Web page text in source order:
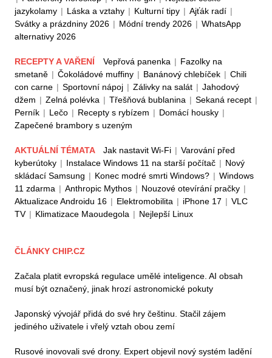
jazykolamy | Láska a vztahy | Kulturní tipy | Ajťák radí |
Svátky a prázdniny 2026 | Módní trendy 2026 | WhatsApp
alternativy 2026
RECEPTY A VAŘENÍ Vepřová panenka | Fazolky na
smetaně | Čokoládové muffiny | Banánový chlebíček | Chili
con carne | Sportovní nápoj | Zálivky na salát | Jahodový
džem | Zelná polévka | Třešňová bublanina | Sekaná recept |
Perník | Lečo | Recepty s rybízem | Domácí housky |
Zapečené brambory s uzeným
AKTUÁLNÍ TÉMATA Jak nastavit Wi-Fi | Varování před
kyberútoky | Instalace Windows 11 na starší počítač | Nový
skládací Samsung | Konec modré smrti Windows? | Windows
11 zdarma | Anthropic Mythos | Nouzové otevírání pračky |
Aktualizace Androidu 16 | Elektromobilita | iPhone 17 | VLC
TV | Klimatizace Maoudegola | Nejlepší Linux
ČLÁNKY CHIP.CZ
Začala platit evropská regulace umělé inteligence. AI obsah
musí být označený, jinak hrozí astronomické pokuty
Japonský vývojář přidá do své hry češtinu. Stačil zájem
jediného uživatele i vřelý vztah obou zemí
Rusové inovovali své drony. Expert objevil nový systém ladění